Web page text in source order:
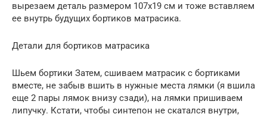
вырезаем деталь размером 107х19 см и тоже вставляем
ее внутрь будущих бортиков матрасика.
Детали для бортиков матрасика
Шьем бортики Затем, сшиваем матрасик с бортиками
вместе, не забыв вшить в нужные места лямки (я вшила
еще 2 пары лямок внизу сзади), на лямки пришиваем
липучку. Кстати, чтобы синтепон не скатался внутри,